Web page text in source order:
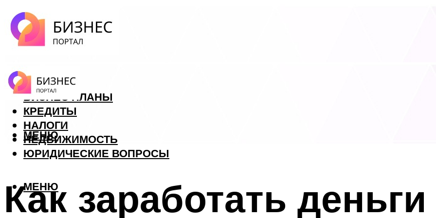
ФОРЕКС
БИЗНЕС ПЛАНЫ
КРЕДИТЫ
НАЛОГИ
НЕДВИЖИМОСТЬ
ЮРИДИЧЕСКИЕ ВОПРОСЫ
МЕНЮ
МЕНЮ
Как заработать